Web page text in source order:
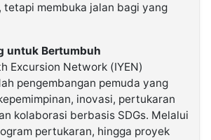
tetapi membuka jalan bagi yang
untuk Bertumbuh
Excursion Network (IYEN)
pengembangan pemuda yang
inovasi, pertukaran
kolaborasi berbasis SDGs. Melalui
pertukaran, hingga proyek